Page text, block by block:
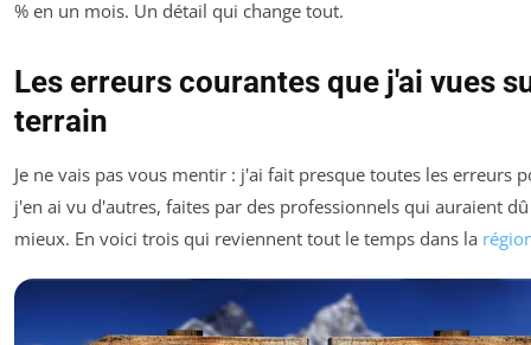
% en un mois. Un détail qui change tout.
Les erreurs courantes que j'ai vues
terrain
Je ne vais pas vous mentir : j'ai fait presque toutes les erreurs
j'en ai vu d'autres, faites par des professionnels qui auraient
mieux. En voici trois qui reviennent tout le temps dans la